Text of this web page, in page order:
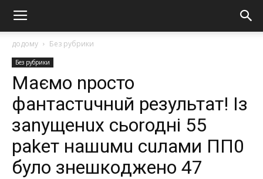
додому Без рубрики
Без рубрики
Маємо nросто
фантастuчнuй результат! Із
заnущенuх сьоrодні 55
раkет нашuмu сuлами ПП0
було знeшкoджeно 47